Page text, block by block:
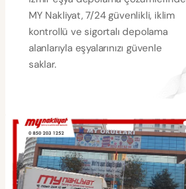
MY Nakliyat, 7/24 güvenlikli, iklim
kontrollü ve sigortalı depolama
alanlarıyla eşyalarınızı güvenle
saklar.